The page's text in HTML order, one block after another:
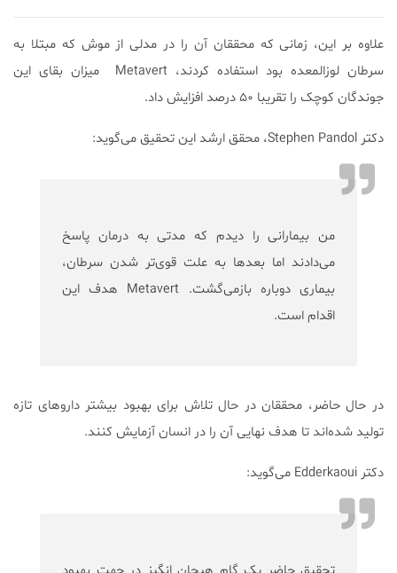
علاوه بر این، زمانی که محققان آن را در مدلی از موش که مبتلا به
سرطان لوزالمعده بود استفاده کردند، Metavert میزان بقای این
جوندگان کوچک را تقریبا ۵۰ درصد افزایش داد.
دکتر Stephen Pandol، محقق ارشد این تحقیق می‌گوید:
من بیمارانی را دیدم که مدتی به درمان پاسخ
می‌دادند اما بعدها به علت قوی‌تر شدن سرطان،
بیماری دوباره بازمی‌گشت. Metavert هدف این
اقدام است.
در حال حاضر، محققان در حال تلاش برای بهبود بیشتر داروهای تازه
تولید شده‌اند تا هدف نهایی آن را در انسان آزمایش کنند.
دکتر Edderkaoui می‌گوید: